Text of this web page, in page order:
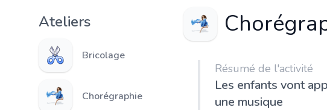
Ateliers
Bricolage
Chorégraphie
Résumé de l'activité
Les enfants vont
une musique